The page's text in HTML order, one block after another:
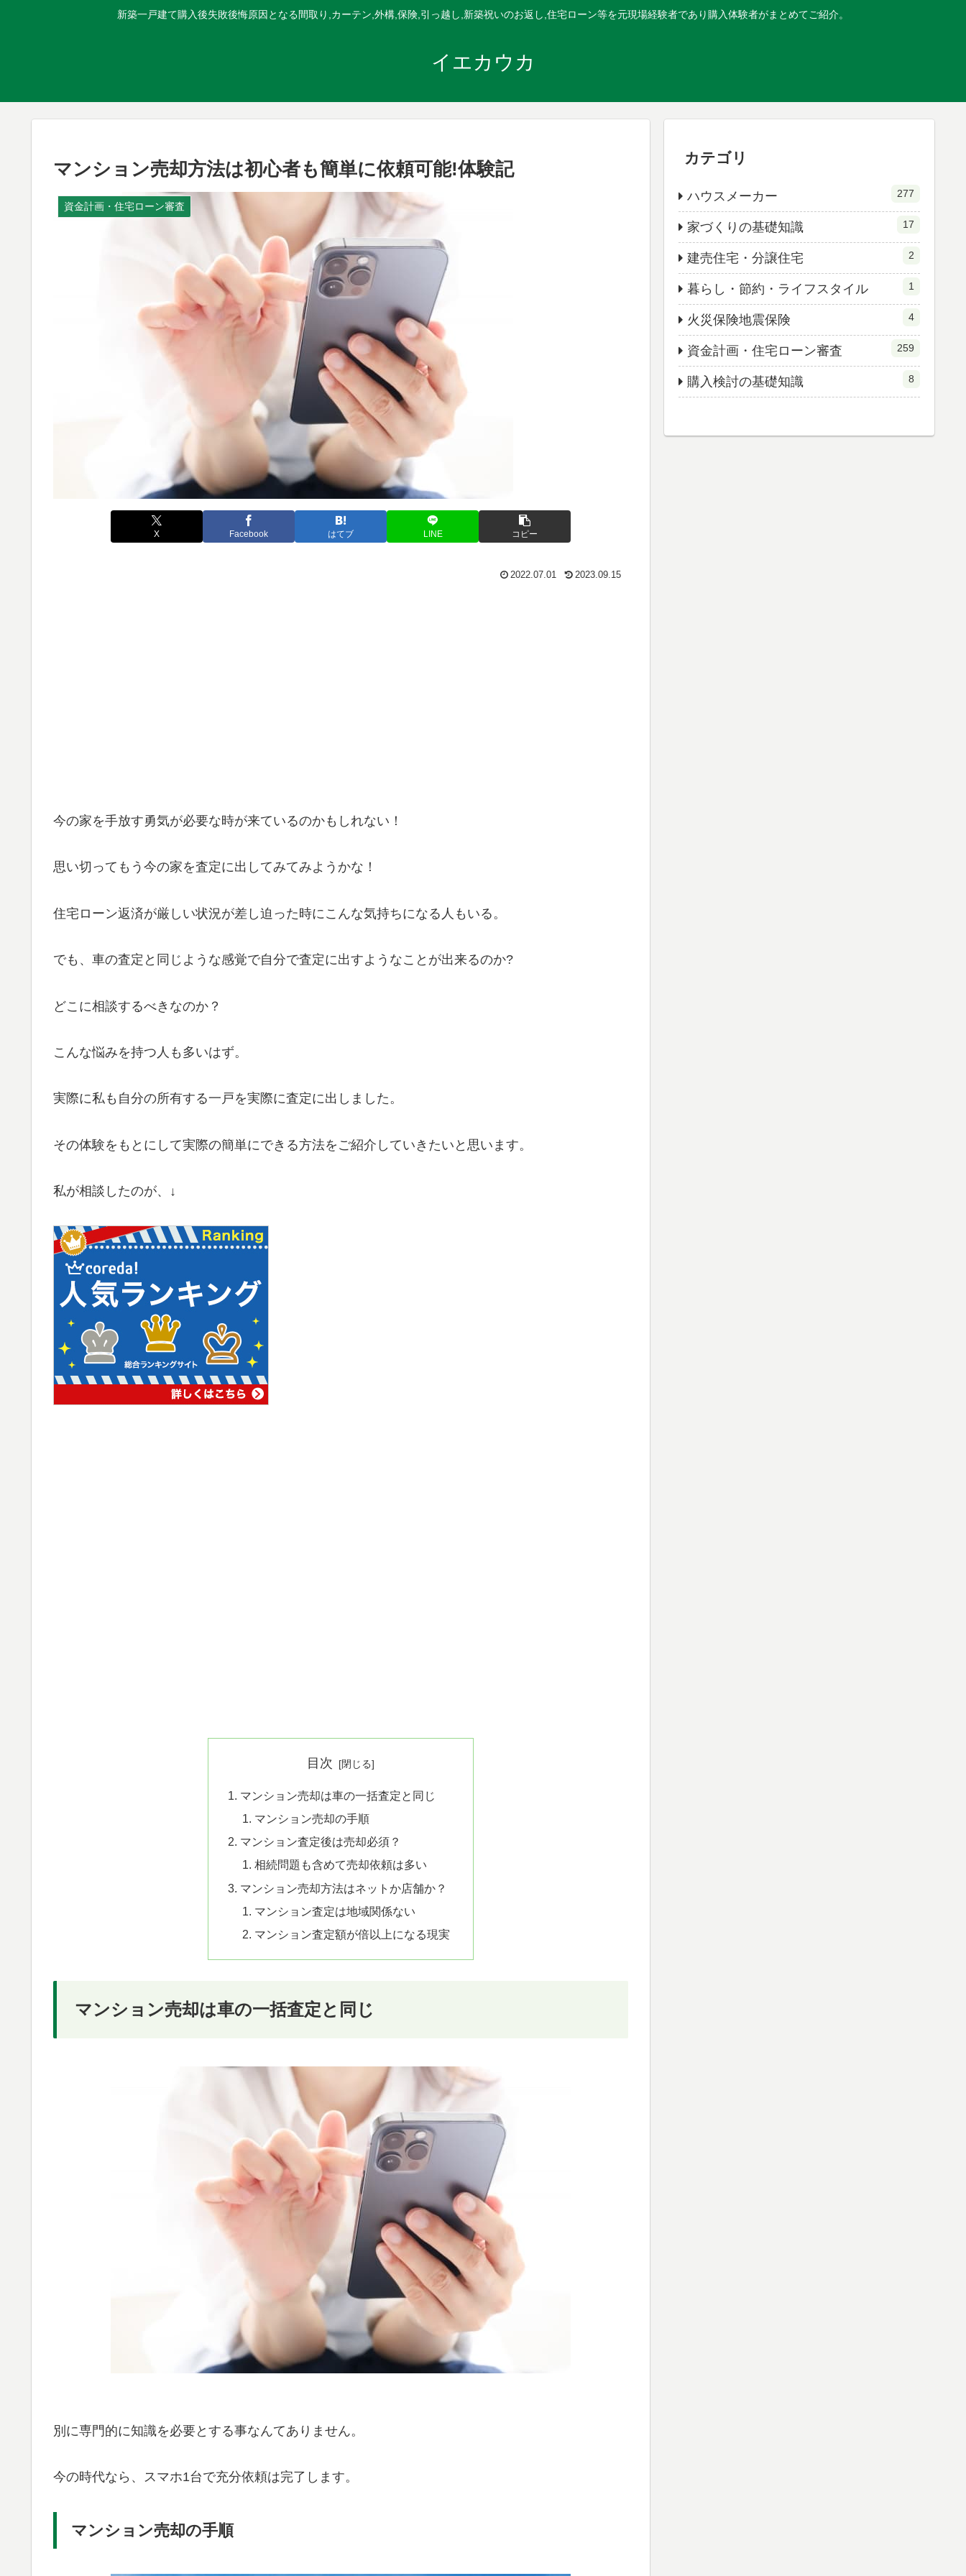
新築一戸建て購入後失敗後悔原因となる間取り,カーテン,外構,保険,引っ越し,新築祝いのお返し,住宅ローン等を元現場経験者であり購入体験者がまとめてご紹介。
イエカウカ
マンション売却方法は初心者も簡単に依頼可能!体験記
資金計画・住宅ローン審査
X Facebook はてブ LINE コピー
2022.07.01 2023.09.15
今の家を手放す勇気が必要な時が来ているのかもしれない！
思い切ってもう今の家を査定に出してみてみようかな！
住宅ローン返済が厳しい状況が差し迫った時にこんな気持ちになる人もいる。
でも、車の査定と同じような感覚で自分で査定に出すようなことが出来るのか?
どこに相談するべきなのか？
こんな悩みを持つ人も多いはず。
実際に私も自分の所有する一戸を実際に査定に出しました。
その体験をもとにして実際の簡単にできる方法をご紹介していきたいと思います。
私が相談したのが、↓
目次
マンション売却は車の一括査定と同じ
マンション売却の手順
マンション査定後は売却必須？
相続問題も含めて売却依頼は多い
マンション売却方法はネットか店舗か？
マンション査定は地域関係ない
マンション査定額が倍以上になる現実
マンション売却は車の一括査定と同じ
別に専門的に知識を必要とする事なんてありません。
今の時代なら、スマホ1台で充分依頼は完了します。
マンション売却の手順
カテゴリ
ハウスメーカー 277
家づくりの基礎知識 17
建売住宅・分譲住宅 2
暮らし・節約・ライフスタイル 1
火災保険地震保険 4
資金計画・住宅ローン審査 259
購入検討の基礎知識 8